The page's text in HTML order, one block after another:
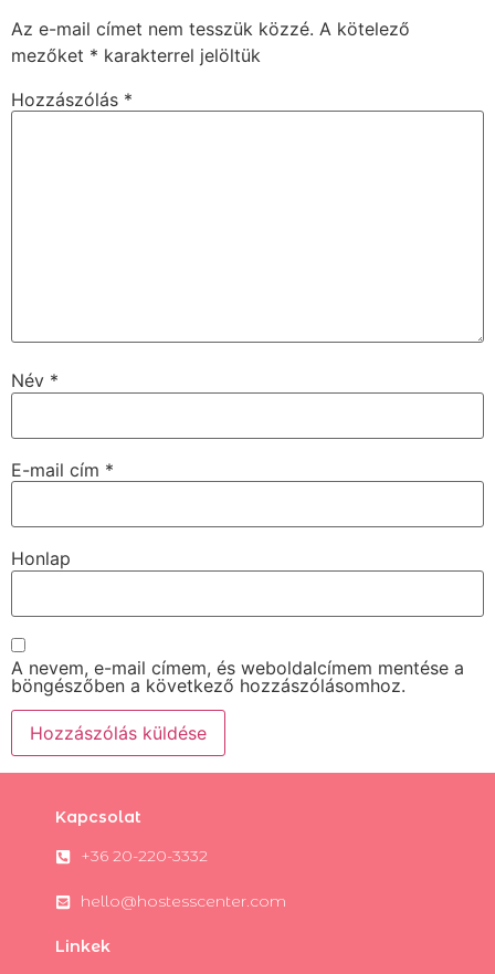
Az e-mail címet nem tesszük közzé. A kötelező
mezőket * karakterrel jelöltük
Hozzászólás *
Név *
E-mail cím *
Honlap
A nevem, e-mail címem, és weboldalcímem mentése a
böngészőben a következő hozzászólásomhoz.
Kapcsolat
+36 20-220-3332
hello@hostesscenter.com
Linkek